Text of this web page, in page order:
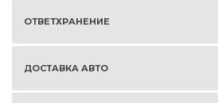
ОТВЕТХРАНЕНИЕ
ДОСТАВКА АВТО